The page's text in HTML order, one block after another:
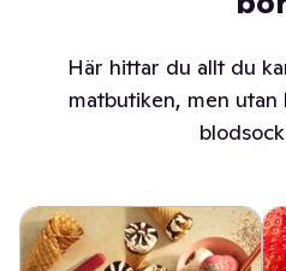
Här hittar du allt du
matbutiken, men